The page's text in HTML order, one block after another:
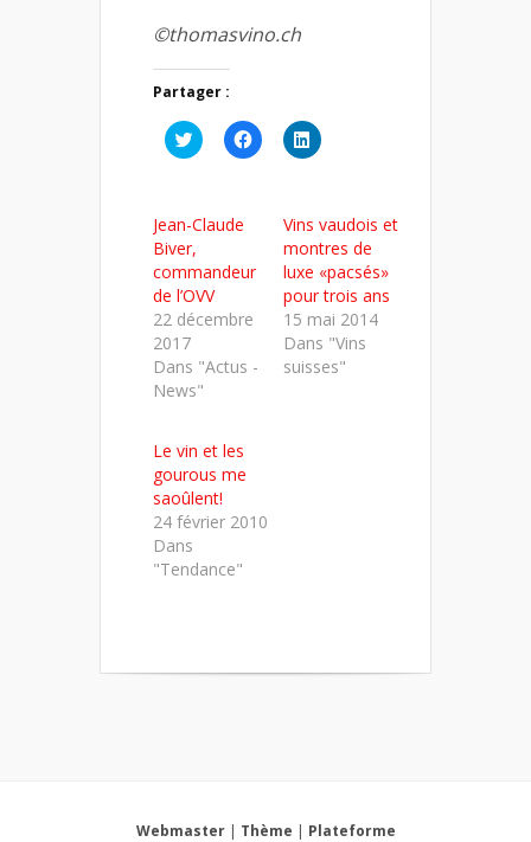
©thomasvino.ch
Partager :
Cliquez
pour
dans
une
fenêtre)
Cliquez
pour
nouvelle
fenêtre)
Cliquez
pour
une
nouvelle
fenêtre)
Jean-Claude
Biver,
commandeur
de l’OVV
22 décembre
2017
Dans "Actus -
News"
Vins vaudois et
montres de
luxe «pacsés»
pour trois ans
15 mai 2014
Dans "Vins
suisses"
Le vin et les
gourous me
saoûlent!
24 février 2010
Dans
"Tendance"
Webmaster| Thème | Plateforme